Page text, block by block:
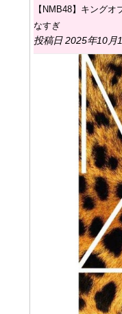
【NMB48】キング
なすぎ
投稿日 2025年10月